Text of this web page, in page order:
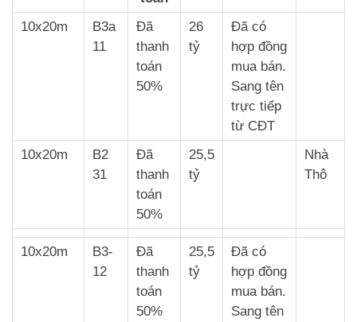
10x20m
B3a
11
Đã
thanh
toán
50%
26
tỷ
Đã có
hợp đồng
mua bán.
Sang tên
trực tiếp
từ CĐT
10x20m
B2
31
Đã
thanh
toán
50%
25,5
tỷ
Nhà
Thô
10x20m
B3-
12
Đã
thanh
toán
50%
25,5
tỷ
Đã có
hợp đồng
mua bán.
Sang tên